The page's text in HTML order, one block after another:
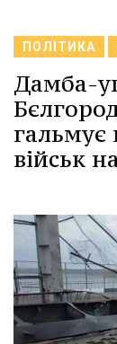
ПОЛІТИКА
Дамба-
гальмує
військ